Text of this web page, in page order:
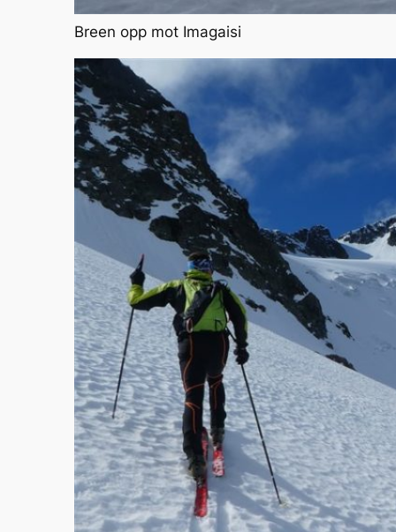
Breen opp mot Imagaisi